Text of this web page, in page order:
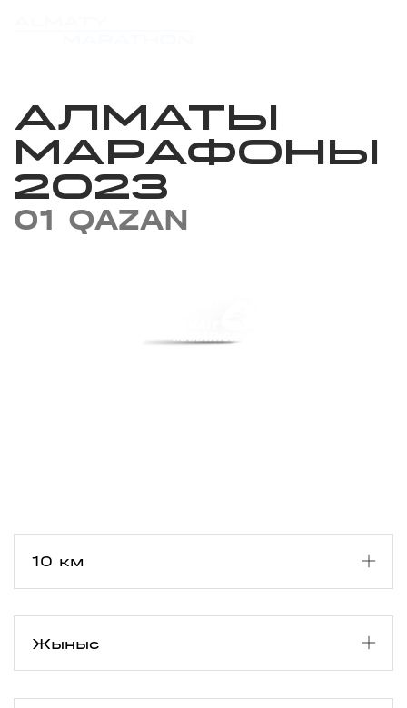
АЛМАТЫ
МАРАФОНЫ
2023
01 QAZAN